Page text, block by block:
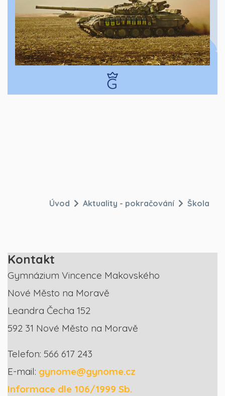
Úvod Aktuality - pokračování Škola
Kontakt
Gymnázium Vincence Makovského
Nové Město na Moravě
Leandra Čecha 152
592 31 Nové Město na Moravě
Telefon: 566 617 243
E-mail: gynome@gynome.cz
Informace dle 106/1999 Sb.